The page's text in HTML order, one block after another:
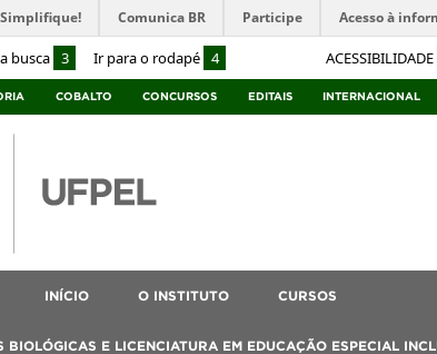
busca 3 Ir para o rodapé 4 ACESSIBILIDADE
Simplifique! Comunica BR Participe Acesso à
COBALTO CONCURSOS EDITAIS INTERNACIONAL
INÍCIO O INSTITUTO CURSOS
BIOLÓGICAS E LICENCIATURA EM EDUCAÇÃO ESPECIAL